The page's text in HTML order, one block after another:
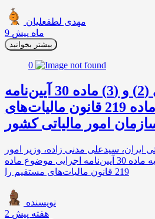
مهدی لطفعلیان
9 ماه پیش
بیشتر بخوانید
0
اصلاح تبصره‌های (2) و (3) ماده 30 آیین‌نامه
اجرایی موضوع ماده 219 قانون مالیات‌های
امور مالیاتی کشور
ایران، سیدعلی مدنی زاده، وزیر امور
اقتصادی و دارایی اصلاحیه ماده 30 آیین‌نامه اجرایی موضوع ماده
219 قانون مالیات‌های مستقیم را
نویسنده
2 هفته پیش